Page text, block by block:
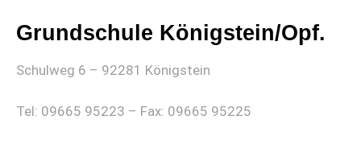
Grundschule Königstein/Opf.
Schulweg 6 – 92281 Königstein
Tel: 09665 95223 – Fax: 09665 95225